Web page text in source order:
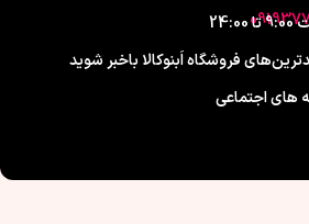
فروشگاه اَبنوکالا باخبر شوید
های اجتماعی